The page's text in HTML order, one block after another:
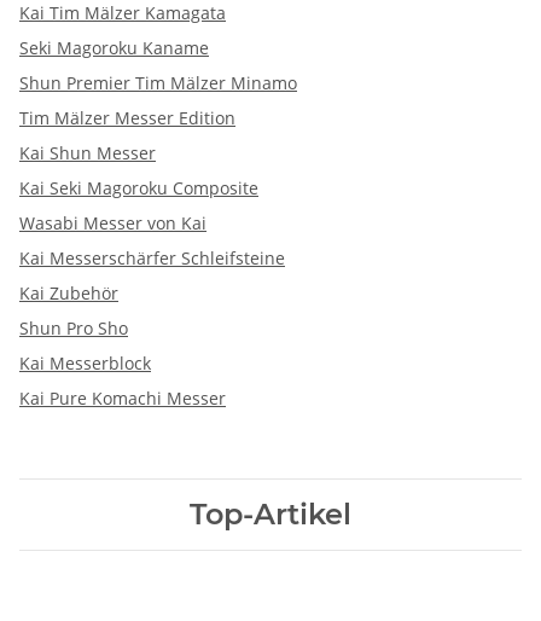
Kai Tim Mälzer Kamagata
Seki Magoroku Kaname
Shun Premier Tim Mälzer Minamo
Tim Mälzer Messer Edition
Kai Shun Messer
Kai Seki Magoroku Composite
Wasabi Messer von Kai
Kai Messerschärfer Schleifsteine
Kai Zubehör
Shun Pro Sho
Kai Messerblock
Kai Pure Komachi Messer
Top-Artikel